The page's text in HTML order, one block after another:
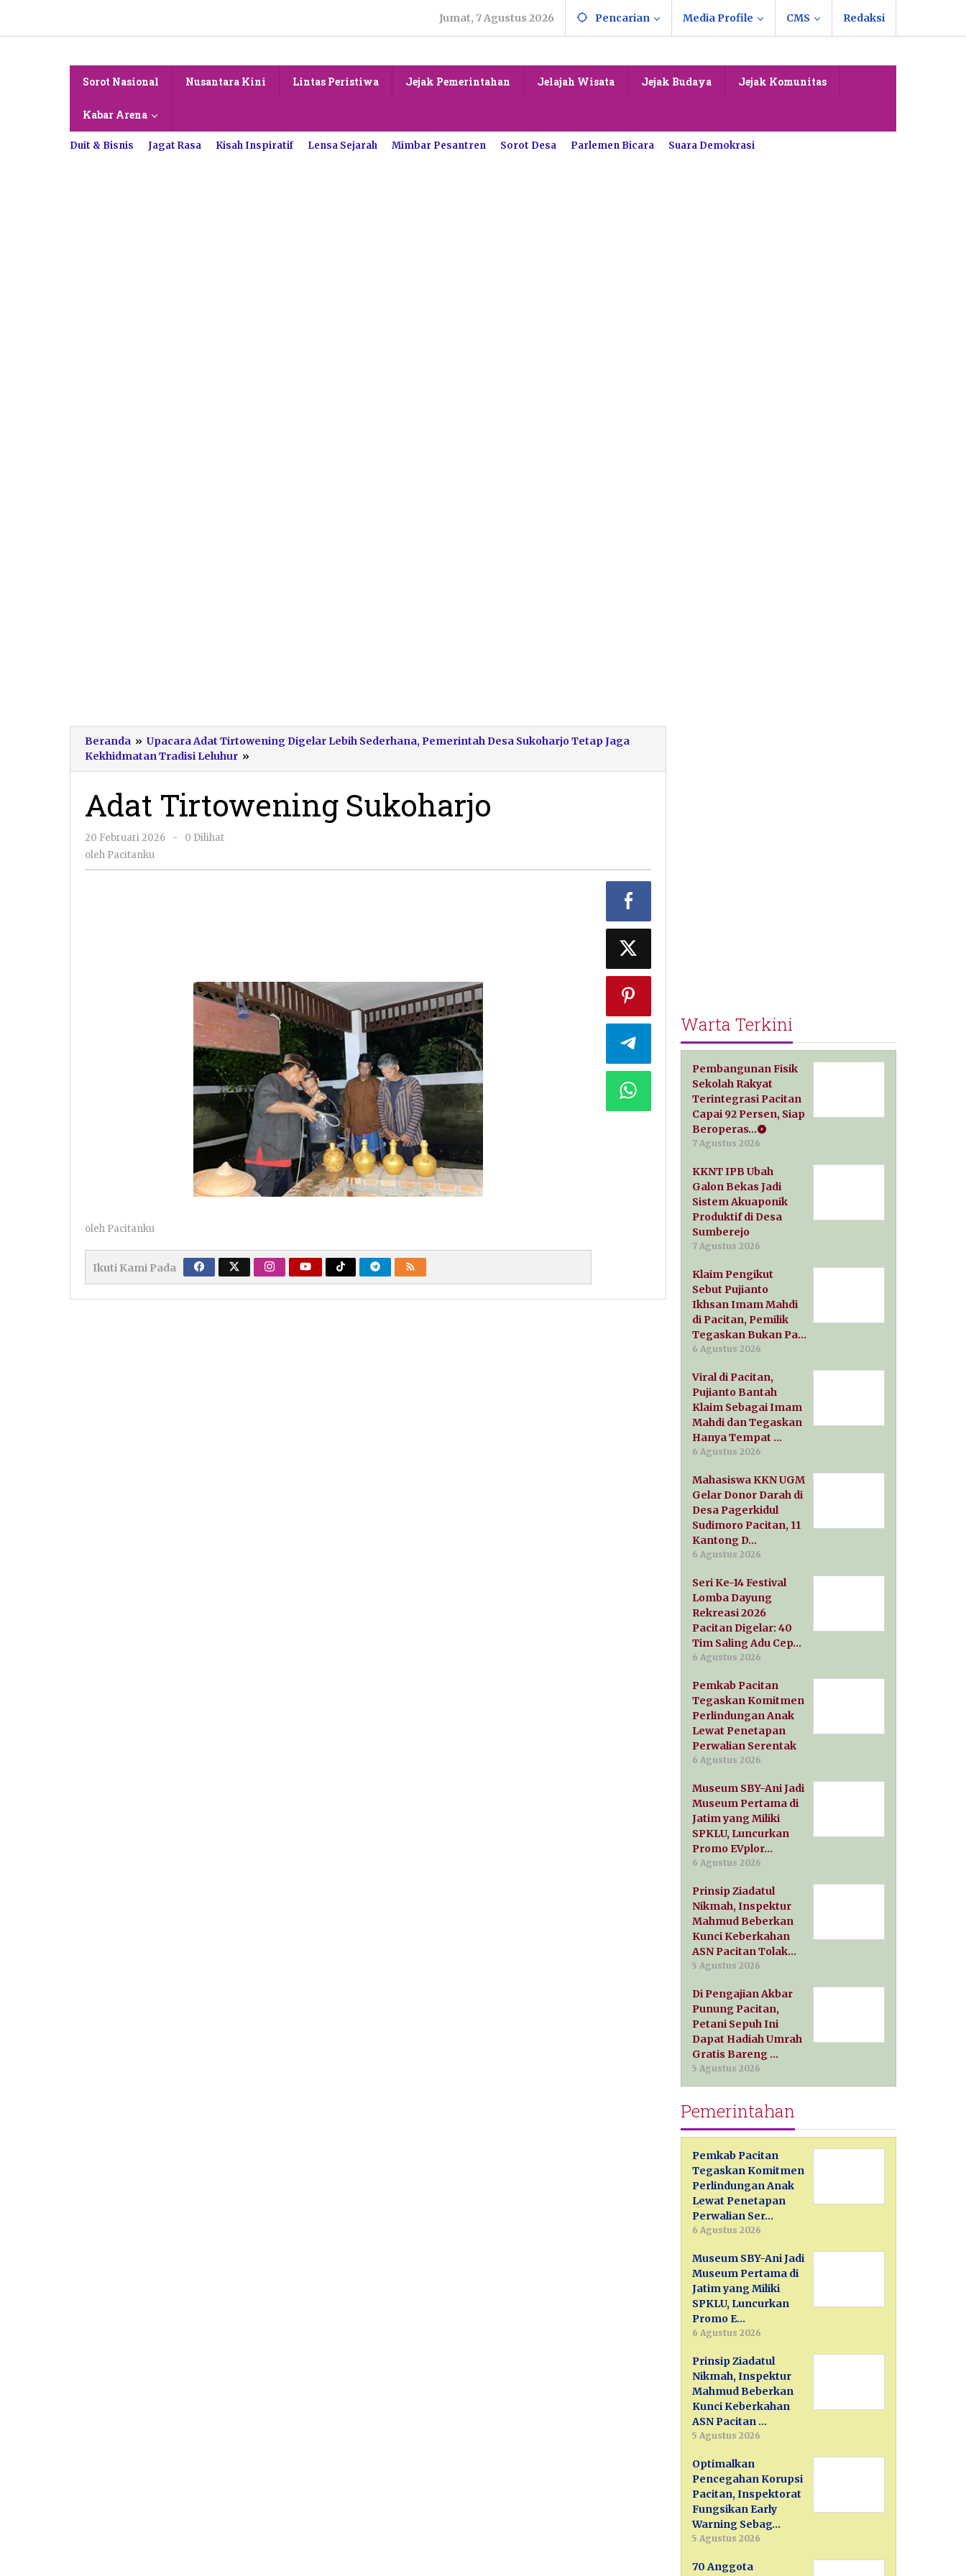
konten
Jumat, 7 Agustus 2026 Pencarian Media Profile CMS Redaksi
Sorot Nasional Nusantara Kini Lintas Peristiwa Jejak Pemerintahan Jelajah Wisata Jejak Budaya Jejak Komunitas
Kabar Arena
Duit & Bisnis Jagat Rasa Kisah Inspiratif Lensa Sejarah Mimbar Pesantren Sorot Desa Parlemen Bicara Suara Demokrasi
Beranda » Upacara Adat Tirtowening Digelar Lebih Sederhana, Pemerintah Desa Sukoharjo Tetap Jaga
Kekhidmatan Tradisi Leluhur »
Tirtowening
Adat Tirtowening Sukoharjo
20 Februari 2026
oleh
-
0 Dilihat
oleh Pacitanku
oleh Pacitanku
Ikuti Kami Pada
Warta Terkini
Pembangunan Fisik
Sekolah Rakyat
Terintegrasi Pacitan
Capai 92 Persen, Siap
Beroperas…
7 Agustus 2026
KKNT IPB Ubah
Galon Bekas Jadi
Sistem Akuaponik
Produktif di Desa
Sumberejo
7 Agustus 2026
Klaim Pengikut
Sebut Pujianto
Ikhsan Imam Mahdi
di Pacitan, Pemilik
Tegaskan Bukan Pa…
6 Agustus 2026
Viral di Pacitan,
Pujianto Bantah
Klaim Sebagai Imam
Mahdi dan Tegaskan
Hanya Tempat …
6 Agustus 2026
Mahasiswa KKN UGM
Gelar Donor Darah di
Desa Pagerkidul
Sudimoro Pacitan, 11
Kantong D…
6 Agustus 2026
Seri Ke-14 Festival
Lomba Dayung
Rekreasi 2026
Pacitan Digelar: 40
Tim Saling Adu Cep…
6 Agustus 2026
Pemkab Pacitan
Tegaskan Komitmen
Perlindungan Anak
Lewat Penetapan
Perwalian Serentak
6 Agustus 2026
Museum SBY-Ani Jadi
Museum Pertama di
Jatim yang Miliki
SPKLU, Luncurkan
Promo EVplor…
6 Agustus 2026
Prinsip Ziadatul
Nikmah, Inspektur
Mahmud Beberkan
Kunci Keberkahan
ASN Pacitan Tolak…
5 Agustus 2026
Di Pengajian Akbar
Punung Pacitan,
Petani Sepuh Ini
Dapat Hadiah Umrah
Gratis Bareng …
5 Agustus 2026
Pemerintahan
Pemkab Pacitan
Tegaskan Komitmen
Perlindungan Anak
Lewat Penetapan
Perwalian Ser…
6 Agustus 2026
Museum SBY-Ani Jadi
Museum Pertama di
Jatim yang Miliki
SPKLU, Luncurkan
Promo E…
6 Agustus 2026
Prinsip Ziadatul
Nikmah, Inspektur
Mahmud Beberkan
Kunci Keberkahan
ASN Pacitan …
5 Agustus 2026
Optimalkan
Pencegahan Korupsi
Pacitan, Inspektorat
Fungsikan Early
Warning Sebag…
5 Agustus 2026
70 Anggota